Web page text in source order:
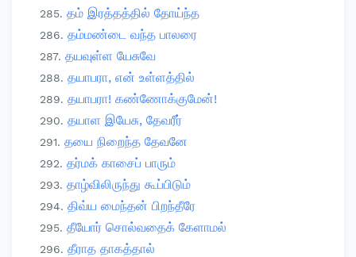
தம் இரத்தத்தில் தோய்ந்த
தம்மண்டை வந்த பாலரை
தயவுள்ள யேசுவே
தயாபரா, என் உள்ளத்தில்
தயாபரா! கண்ணோக்குமேன்!
தயாள இயேசு, தேவரீர்
தயை நிறைந்த தேவனே
தர்மக் காசைப் பாரும்
தாழ்விலிருந்து கூப்பிடும்
திவ்ய மைந்தன் பிறந்தீரே
தீயோர் சொல்வதைக் கேளாமல்
தீராத தாகத்தால்